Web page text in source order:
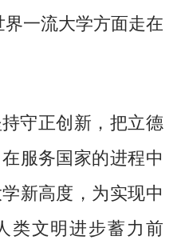
一流大学方面走在
守正创新，把立德
服务国家的进程中
新高度，为实现中
类文明进步蓄力前